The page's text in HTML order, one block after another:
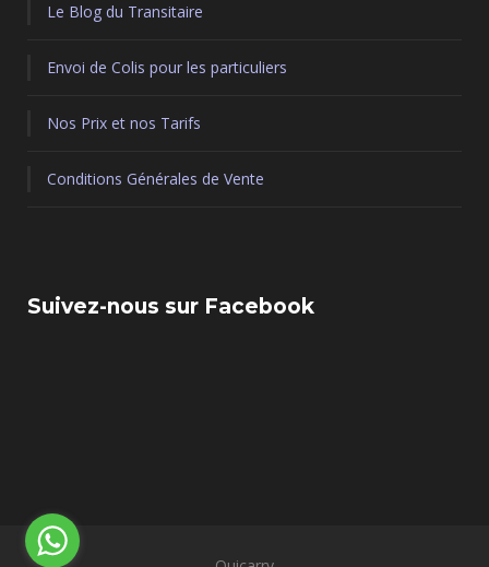
Le Blog du Transitaire
Envoi de Colis pour les particuliers
Nos Prix et nos Tarifs
Conditions Générales de Vente
Suivez-nous sur Facebook